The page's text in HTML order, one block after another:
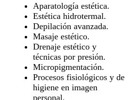
Aparatología estética.
Estética hidrotermal.
Depilación avanzada.
Masaje estético.
Drenaje estético y
técnicas por presión.
Micropigmentación.
Procesos fisiológicos y de
higiene en imagen
personal.